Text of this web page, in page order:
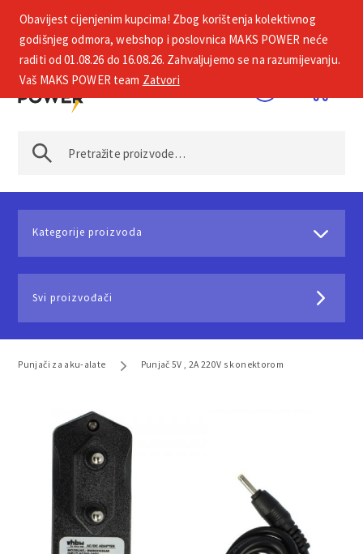
+385 1 2002 575
Kategorije proizvoda
Svi proizvođači
Punjači za aku-alate Punjač 5V , 2A 220V s konektorom
Obavijest cijenjenim kupcima! Zbog korištenja kolektivnog
godišnjeg odmora, webshop i poslovnica MAKS POWER neće
raditi od 01.08.26 do 16.08.26. Zahvaljujemo se na razumijevanju.
Vaš MAKS POWER team Zatvori